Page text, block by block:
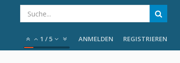
1 /5 ANMELDEN REGISTRIEREN